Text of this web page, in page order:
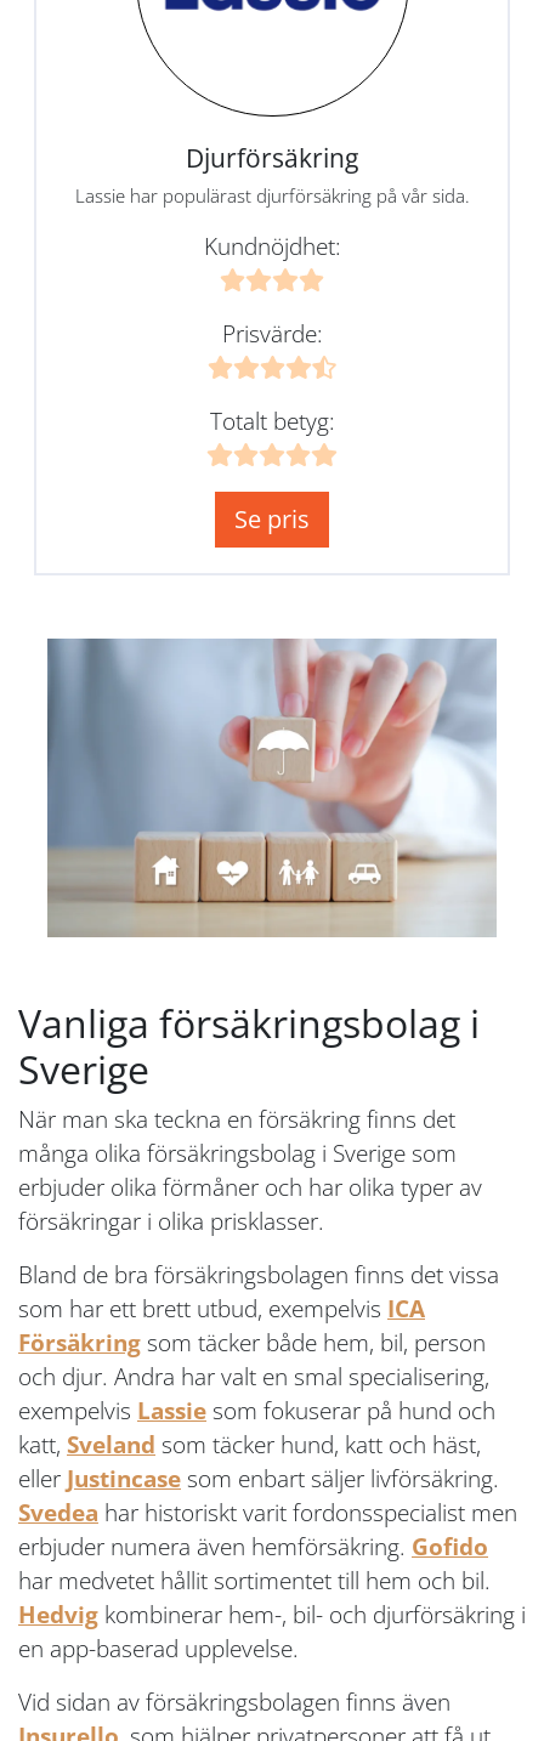
Djurförsäkring
Lassie har populärast djurförsäkring på vår sida.
Kundnöjdhet:
Prisvärde:
Totalt betyg:
Se pris
Vanliga försäkringsbolag i
Sverige
När man ska teckna en försäkring finns det
många olika försäkringsbolag i Sverige som
erbjuder olika förmåner och har olika typer av
försäkringar i olika prisklasser.
Bland de bra försäkringsbolagen finns det vissa
som har ett brett utbud, exempelvis ICA
Försäkring som täcker både hem, bil, person
och djur. Andra har valt en smal specialisering,
exempelvis Lassie som fokuserar på hund och
katt, Sveland som täcker hund, katt och häst,
eller Justincase som enbart säljer livförsäkring.
Svedea har historiskt varit fordonsspecialist men
erbjuder numera även hemförsäkring. Gofido
har medvetet hållit sortimentet till hem och bil.
Hedvig kombinerar hem-, bil- och djurförsäkring i
en app-baserad upplevelse.
Vid sidan av försäkringsbolagen finns även